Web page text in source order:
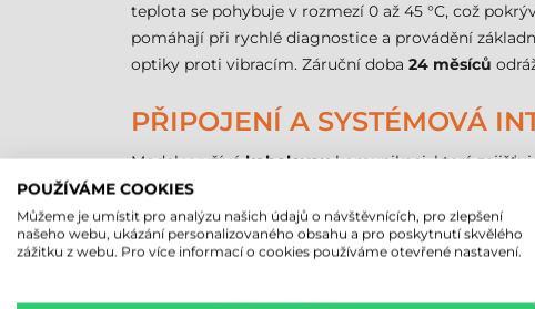
teplota se pohybuje v rozmezí 0 až 45 °C, což
pomáhají při rychlé diagnostice a provádění
optiky proti vibracím. Záruční doba 24 měsíců
PŘIPOJENÍ A SYSTÉMOVÁ
Model využívákabelovoukomunikaci, která
který umožňuje přímé síťové připojení a vzdálenou
řídicích jednotek. Zařízení je kompatibilní se
DATALOGIC MATRIX 120
POUŽÍVÁME COOKIES
Můžeme je umístit pro analýzu našich údajů o návštěvnících, pro zlepšení
našeho webu, ukázání personalizovaného obsahu a pro poskytnutí skvělého
zážitku z webu. Pro více informací o cookies používáme otevřené nastavení.